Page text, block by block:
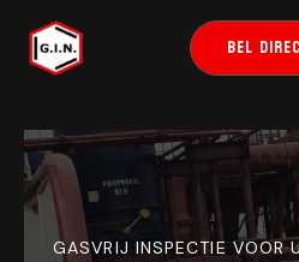
NAAR
BEL
GASVRIJ INSPECTIE VOOR